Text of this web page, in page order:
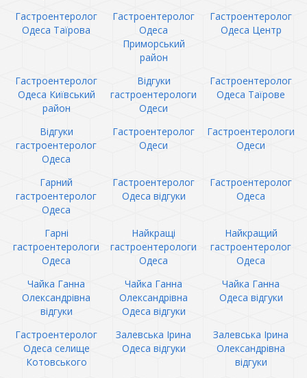
Гастроентеролог
Одеса Таїрова
Гастроентеролог
Одеса
Приморський
район
Гастроентеролог
Одеса Центр
Гастроентеролог
Одеса Київський
район
Відгуки
гастроентерологи
Одеси
Гастроентеролог
Одеса Таїрове
Відгуки
гастроентеролог
Одеса
Гастроентеролог
Одеси
Гастроентерологи
Одеси
Гарний
гастроентеролог
Одеса
Гастроентеролог
Одеса відгуки
Гастроентеролог
Одеса
Гарні
гастроентерологи
Одеса
Найкращі
гастроентерологи
Одеса
Найкращий
гастроентеролог
Одеса
Чайка Ганна
Олександрівна
відгуки
Чайка Ганна
Олександрівна
Одеса відгуки
Чайка Ганна
Одеса відгуки
Гастроентеролог
Одеса селище
Котовського
Залевська Ірина
Одеса відгуки
Залевська Ірина
Олександрівна
відгуки